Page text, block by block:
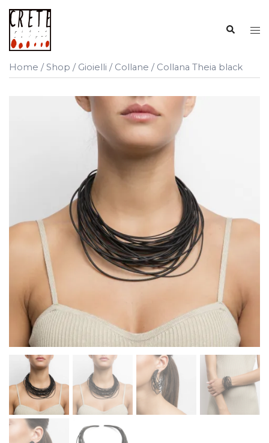
Vai
contenuto
Cerca
Home /Shop / Gioielli / Collane / Collana Theia black